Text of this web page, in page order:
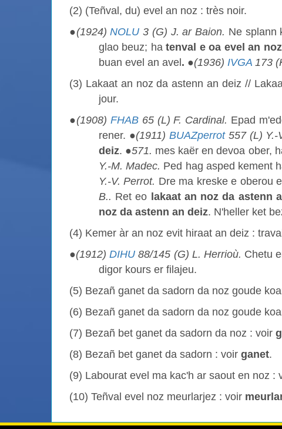
(2) (Teñval, du) evel an noz : très noir.
●(1924)NOLU 3 (G) J. ar Baion. Ne splann
glao beuz; hatenval e oa evel an noz
buan evel an avel . ●(1936) IVGA 173
(3) Lakaat an noz da astenn an deiz //
jour.
●(1908) FHAB65 (L) F. Cardinal. Epad
rener. ●(1911)BUAZperrot557 (L) Y.-
deiz. ●571. mes kaër en devoa ober,
Y.-M. Madec. Ped hag asped kement
Y.-V. Perrot. Dre ma kreske e oberou
B.. Ret eo lakaat an noz da astenn
noz da astenn an deiz. N'heller ket
(4) Kemer àr an noz evit hiraat an deiz :
●(1912)DIHU 88/145 (G) L. Herrioù. Chetu
digor kours er filajeu.
(5) Bezañ ganet da sadorn da noz goude
(6) Bezañ ganet da sadorn da noz goude
(7) Bezañ bet ganet da sadorn da noz : voir
(8) Bezañ bet ganet da sadorn : voir ganet.
(9) Labourat evel ma kac'h ar saout en noz :
(10) Teñval evel noz meurlarjez : voir